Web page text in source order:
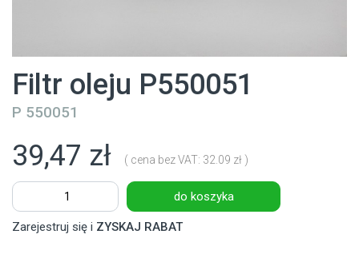
Filtr oleju P550051
P 550051
39,47 zł ( cena bez VAT: 32.09 zł )
do koszyka
Zarejestruj się i ZYSKAJ RABAT